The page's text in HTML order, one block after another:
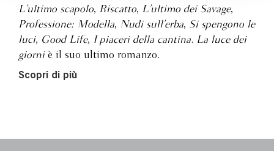
L’ultimo scapolo, Riscatto, L’ultimo dei Savage,
Professione: Modella, Nudi sull’erba, Si spengono le
luci, Good Life, I piaceri della cantina. La luce dei
giorniè il suo ultimo romanzo.
Scopri di più